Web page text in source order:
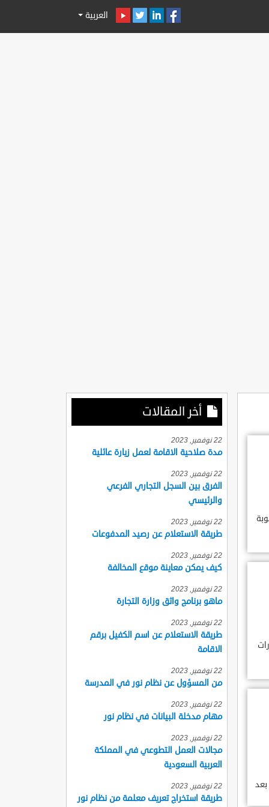
العربية
أخر المقالات
22 نوفمبر, 2023
مدة صلاحية الاقامة لعمل زيارة عائلية
22 نوفمبر, 2023
الفرق بين السجل التجاري الفرعي
والرئيسي
22 نوفمبر, 2023
طريقة الاستعلام عن رصيد المدفوعات
22 نوفمبر, 2023
كيف يمكن معاينة موقع المخالفة
22 نوفمبر, 2023
ماهو برنامج واثق وزارة التجارة
22 نوفمبر, 2023
طريقة الاستعلام عن اسم الكفيل برقم
الاقامة
22 نوفمبر, 2023
من المسؤول عن نظام نور في المدرسة
22 نوفمبر, 2023
مهام مدخلة البيانات في نظام نور
22 نوفمبر, 2023
مجالات العمل التطوعي في المملكة
العربية السعودية
22 نوفمبر, 2023
طريقة استخراج تعريف معلمة من نظام نور